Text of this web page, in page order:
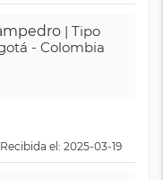
| Tipo
- Colombia
el: 2025-03-19